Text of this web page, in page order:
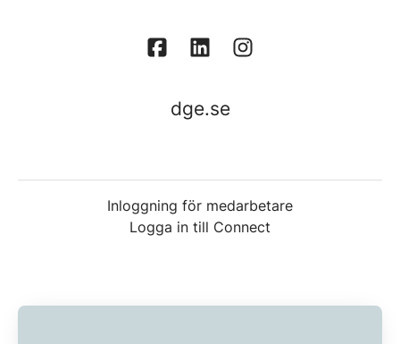
dge.se
Inloggning för medarbetare
Logga in till Connect